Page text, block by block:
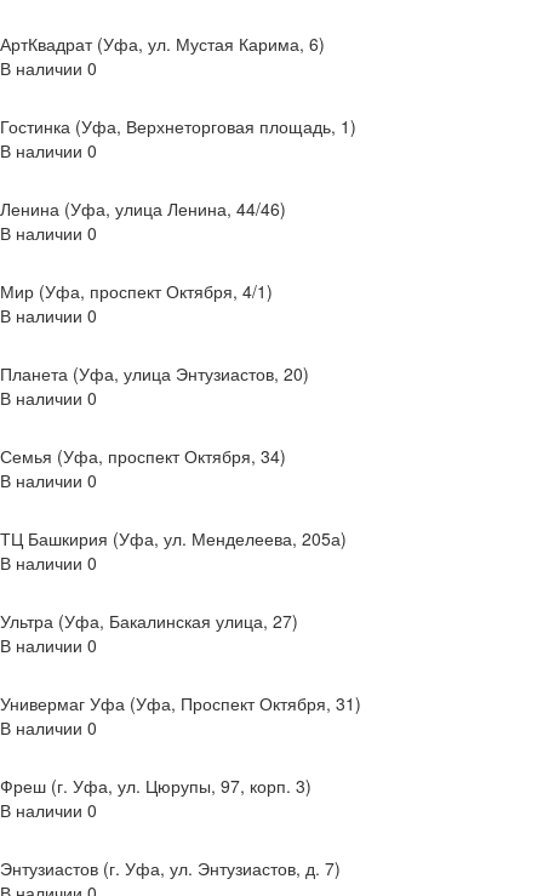
АртКвадрат (Уфа, ул. Мустая Карима, 6)
В наличии 0
Гостинка (Уфа, Верхнеторговая площадь, 1)
В наличии 0
Ленина (Уфа, улица Ленина, 44/46)
В наличии 0
Мир (Уфа, проспект Октября, 4/1)
В наличии 0
Планета (Уфа, улица Энтузиастов, 20)
В наличии 0
Семья (Уфа, проспект Октября, 34)
В наличии 0
ТЦ Башкирия (Уфа, ул. Менделеева, 205а)
В наличии 0
Ультра (Уфа, Бакалинская улица, 27)
В наличии 0
Универмаг Уфа (Уфа, Проспект Октября, 31)
В наличии 0
Фреш (г‌. Уфа, ул. Цюрупы, 97, корп. 3)
В наличии 0
Энтузиастов (г. Уфа, ул. Энтузиастов, д. 7)